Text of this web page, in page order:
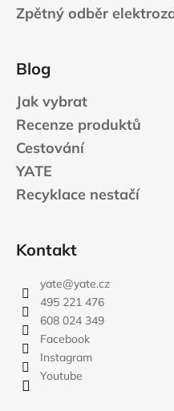
Zpětný odběr
Blog
Jak vybrat
Recenze produktů
Cestování
YATE
Recyklace nestačí
Kontakt
yate@yate.cz
495 221 476
608 024 349
Facebook
Instagram
Youtube